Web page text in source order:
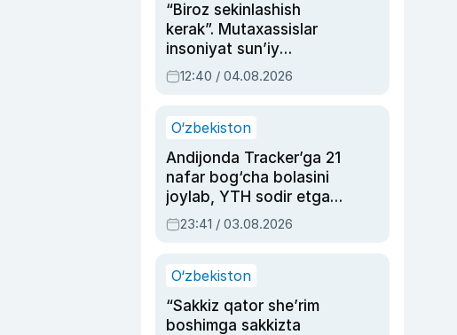
“Biroz sekinlashish
kerak”. Mutaxassislar
insoniyat sun’iy
intellektni boshqara
olmay qolishidan xavotir
12:40 / 04.08.2026
O‘zbekiston
Andijonda Tracker’ga 21
nafar bog‘cha bolasini
joylab, YTH sodir etgan
ayolga sud hukmi o‘qildi
23:41 / 03.08.2026
O‘zbekiston
“Sakkiz qator she’rim
boshimga sakkizta